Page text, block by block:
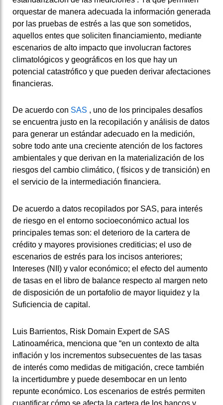
orquestar de manera adecuada la información generada
por las pruebas de estrés a las que son sometidos,
aquellos entes que soliciten financiamiento, mediante
escenarios de alto impacto que involucran factores
climatológicos y geográficos en los que hay un
potencial catastrófico y que pueden derivar afectaciones
financieras.
De acuerdo con SAS , uno de los principales desafíos
se encuentra justo en la recopilación y análisis de datos
para generar un estándar adecuado en la medición,
sobre todo ante una creciente atención de los factores
ambientales y que derivan en la materialización de los
riesgos del cambio climático, ( físicos y de transición) en
el servicio de la intermediación financiera.
De acuerdo a datos recopilados por SAS, para interés
de riesgo en el entorno socioeconómico actual los
principales temas son: el deterioro de la cartera de
crédito y mayores provisiones crediticias; el uso de
escenarios de estrés para los incisos anteriores;
Intereses (NII) y valor económico; el efecto del aumento
de tasas en el libro de balance respecto al margen neto
de disposición de un portafolio de mayor liquidez y la
Suficiencia de capital.
Luis Barrientos, Risk Domain Expert de SAS
Latinoamérica, menciona que “en un contexto de alta
inflación y los incrementos subsecuentes de las tasas
de interés como medidas de mitigación, crece también
la incertidumbre y puede desembocar en un lento
repunte económico. Los escenarios de estrés permiten
cuantificar cómo se afecta la cartera de los bancos y